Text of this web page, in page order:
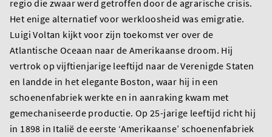
regio die zwaar werd getroffen door de agrarische crisis.
Het enige alternatief voor werkloosheid was emigratie.
Luigi Voltan kijkt voor zijn toekomst ver over de
Atlantische Oceaan naar de Amerikaanse droom. Hij
vertrok op vijftienjarige leeftijd naar de Verenigde Staten
en landde in het elegante Boston, waar hij in een
schoenenfabriek werkte en in aanraking kwam met
gemechaniseerde productie. Op 25-jarige leeftijd richt hij
in 1898 in Italië de eerste ‘Amerikaanse’ schoenenfabriek